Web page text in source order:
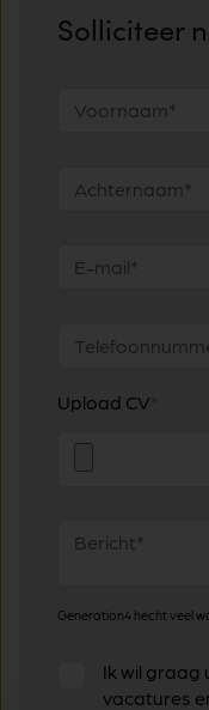
Solliciteer
Upload CV *
Generation4 hecht veel
Ik wil graag
vacatures